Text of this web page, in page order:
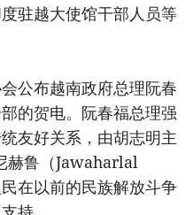
驻越大使馆干部人员等
公布越南政府总理阮春
的贺电。阮春福总理强
友好关系，由胡志明主
赫鲁（Jawaharlal
在以前的民族解放斗争